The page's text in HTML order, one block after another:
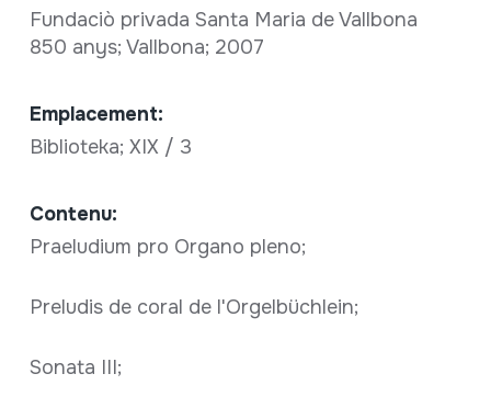
Fundaciò privada Santa Maria de Vallbona
850 anys; Vallbona; 2007
Emplacement:
Biblioteka; XIX / 3
Contenu:
Praeludium pro Organo pleno;
Preludis de coral de l'Orgelbüchlein;
Sonata III;